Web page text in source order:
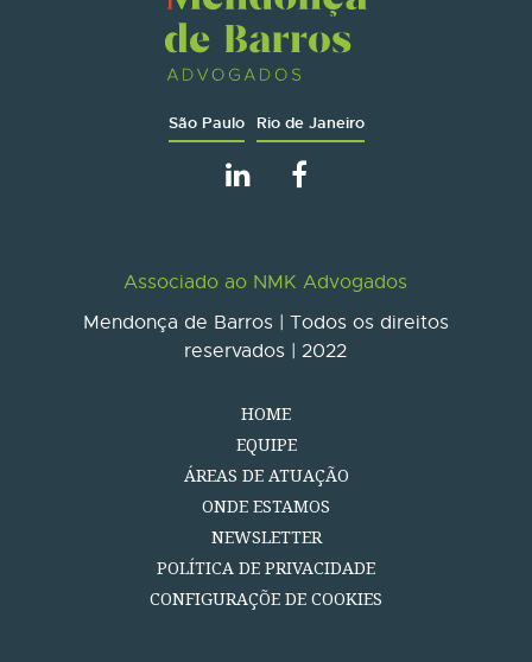
São Paulo Rio de Janeiro
Associado ao NMK Advogados
Mendonça de Barros | Todos os direitos
reservados | 2022
HOME
EQUIPE
ÁREAS DE ATUAÇÃO
ONDE ESTAMOS
NEWSLETTER
POLÍTICA DE PRIVACIDADE
CONFIGURAÇÕE DE COOKIES